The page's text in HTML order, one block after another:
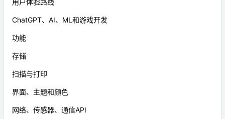
用户体验路线
ChatGPT、AI、ML和游戏开发
功能
存储
扫描与打印
界面、主题和颜色
网络、传感器、通信API